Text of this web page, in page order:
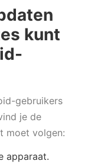
kunt
gebruikers
je de
moet volgen:
apparaat.